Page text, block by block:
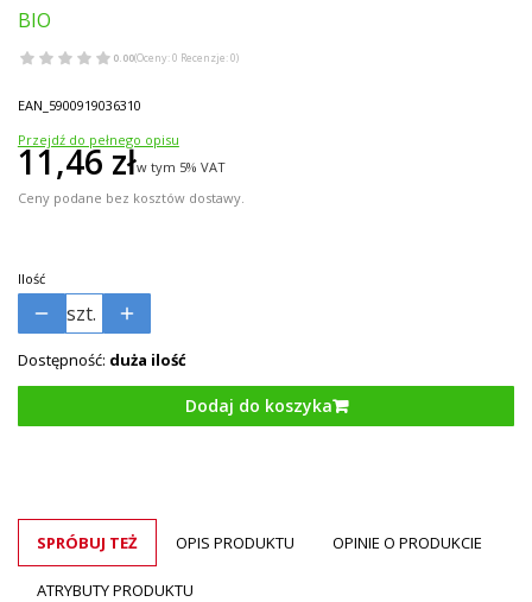
BIO
0.00(Oceny: 0 Recenzje: 0)
EAN_5900919036310
Przejdź do pełnego opisu
Cena
11,46 złw tym 5% VAT
w tym 5% VAT
Ceny podane bez kosztów dostawy.
Ilość
szt.
Dostępność: duża ilość
Dodaj do koszyka
SPRÓBUJ TEŻ OPIS PRODUKTU OPINIE O PRODUKCIE
ATRYBUTY PRODUKTU